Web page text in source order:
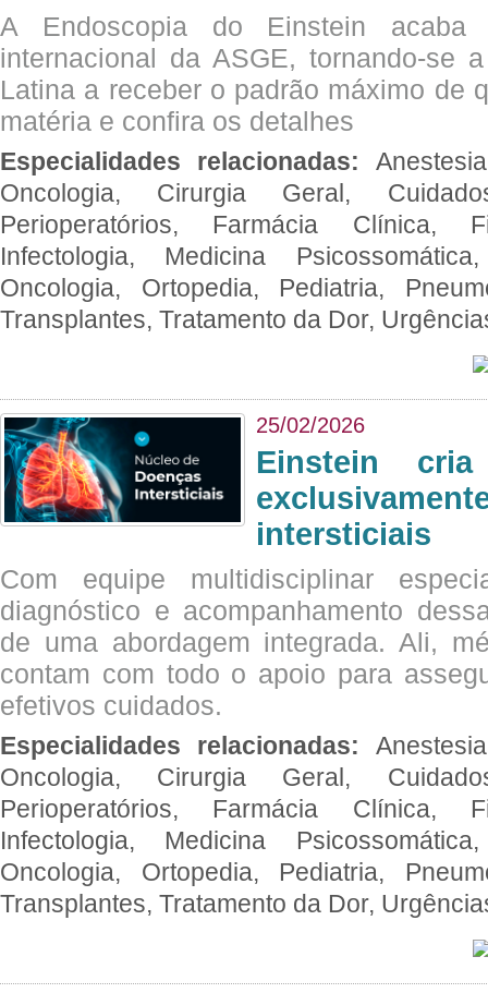
A Endoscopia do Einstein
internacional da ASGE, tornando-se
Latina a receber o padrão máximo de
matéria e confira os detalhes
Especialidades relacionadas:
Oncologia, Cirurgia Geral,
Perioperatórios, Farmácia Clínica,
Infectologia, Medicina
Oncologia, Ortopedia, Pediatria,
Transplantes, Tratamento da Dor,
25/02/2026
Einstein
intersticiais
Com equipe multidisciplinar
diagnóstico e acompanhamento
de uma abordagem integrada. Ali,
contam com todo o apoio para
efetivos cuidados.
Especialidades relacionadas:
Oncologia, Cirurgia Geral,
Perioperatórios, Farmácia Clínica,
Infectologia, Medicina
Oncologia, Ortopedia, Pediatria,
Transplantes, Tratamento da Dor,